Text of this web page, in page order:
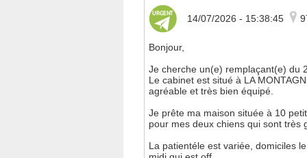
14/07/2026 - 15:38:45
Bonjour,
Je cherche un(e) remplaçant(e) du
Le cabinet est situé à LA
agréable et très bien équipé.
Je prête ma maison située à 10
pour mes deux chiens qui sont très
La patientéle est variée, domiciles